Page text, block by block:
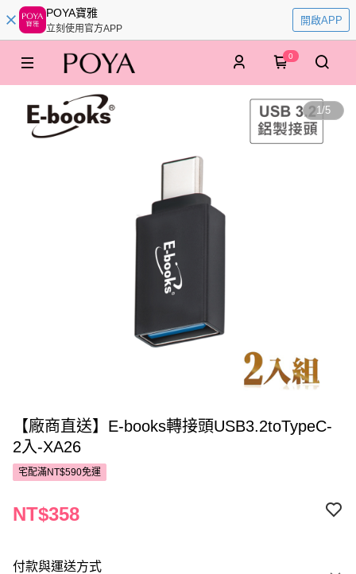
POYA寶雅
立刻使用官方APP
開啟APP
0
1/5
【廠商直送】E-books轉接頭USB3.2toTypeC-
2入-XA26
宅配滿NT$590免運
NT$358
付款與運送方式